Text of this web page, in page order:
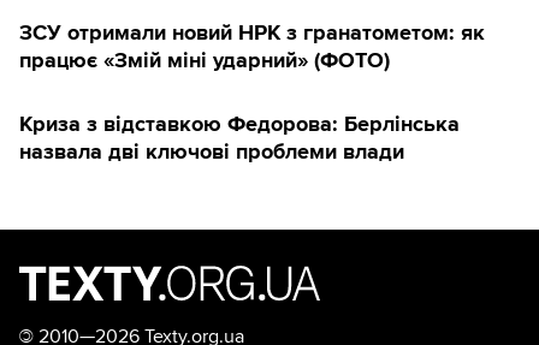
ЗСУ отримали новий НРК з гранатометом: як
працює «Змій міні ударний» (ФОТО)
Криза з відставкою Федорова: Берлінська
назвала дві ключові проблеми влади
© 2010—2026 Texty.org.ua